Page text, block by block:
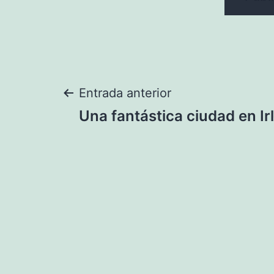
Navegación
Entrada anterior
Una fantástica ciudad en